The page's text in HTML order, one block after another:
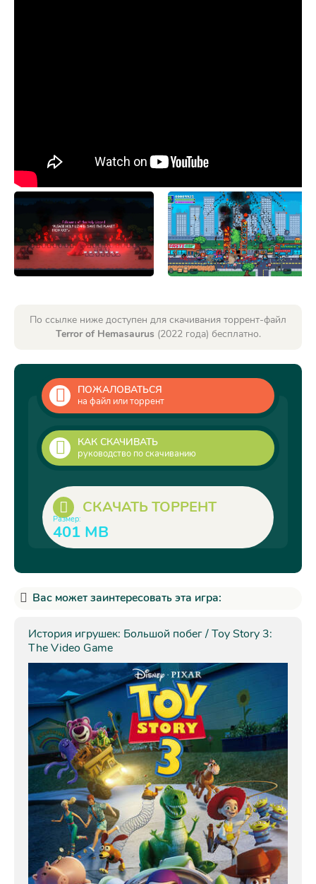
По ссылке ниже доступен для скачивания торрент-файл
Terror of Hemasaurus (2022 года) бесплатно.
ПОЖАЛОВАТЬСЯ
на файл или торрент
КАК СКАЧИВАТЬ
руководство по скачиванию
СКАЧАТЬ ТОРРЕНТ
Размер:
401 MB
Вас может заинтересовать эта игра:
История игрушек: Большой побег / Toy Story 3:
The Video Game